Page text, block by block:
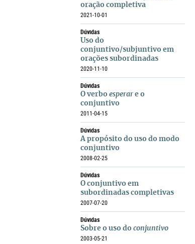
oração completiva
2021-10-01
Dúvidas
Uso do
conjuntivo/subjuntivo em
orações subordinadas
2020-11-10
Dúvidas
O verbo esperar e o
conjuntivo
2011-04-15
Dúvidas
A propósito do uso do modo
conjuntivo
2008-02-25
Dúvidas
O conjuntivo em
subordinadas completivas
2007-07-20
Dúvidas
Sobre o uso do conjuntivo
2003-05-21